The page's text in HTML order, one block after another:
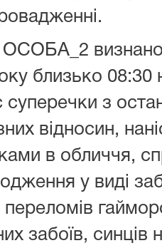
близько
з
відносин,
в обличчя,
у виді
забоїв, синців